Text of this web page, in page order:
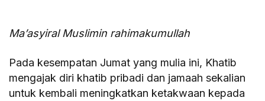
Ma’asyiral Muslimin rahimakumullah
Pada kesempatan Jumat yang mulia ini, Khatib
mengajak diri khatib pribadi dan jamaah sekalian
untuk kembali meningkatkan ketakwaan kepada